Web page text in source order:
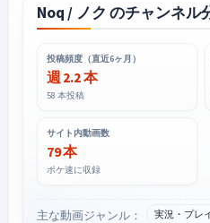
Noq / ノク のチャンネル
投稿頻度（直近6ヶ月）
週 2.2 本
58 本投稿
サイト内動画数
79 本
ポケ速に収録
主な動画ジャンル： 実況・プレ